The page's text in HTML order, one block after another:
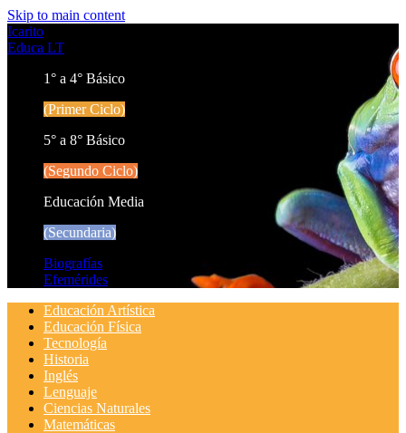
Skip to main content
Icarito
Educa LT
1° a 4° Básico
(Primer Ciclo)
5° a 8° Básico
(Segundo Ciclo)
Educación Media
(Secundaria)
Biografías
Efemérides
Educación Artística
Educación Física
Tecnología
Historia
Inglés
Lenguaje
Ciencias Naturales
Matemáticas